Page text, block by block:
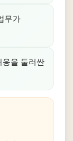
무가
응을 둘러싼